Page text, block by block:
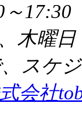
～
木曜
スケ
会社